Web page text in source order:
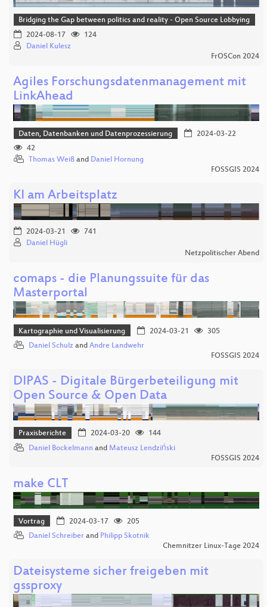
Bridging the Gap between politics and reality - Open Source Lobbying
2024-08-17
124
Daniel Kulesz
FrOSCon 2024
Agiles Forschungsdatenmanagement mit
LinkAhead
Daten, Datenbanken und Datenprozessierung
2024-03-22
42
Thomas Weiß and Daniel Hornung
FOSSGIS 2024
KI am Arbeitsplatz
2024-03-21
741
Daniel Hügli
Netzpolitischer Abend
comaps - die Planungssuite für das
Masterportal
Kartographie und Visualisierung 2024-03-21
305
Daniel Schulz and Andre Landwehr
FOSSGIS 2024
DIPAS - Digitale Bürgerbeteiligung mit
Open Source & Open Data
Praxisberichte 2024-03-20
144
Daniel Bockelmann and Mateusz Lendziński
FOSSGIS 2024
make CLT
Vortrag 2024-03-17
205
Daniel Schreiber and Philipp Skotnik
Chemnitzer Linux-Tage 2024
Dateisysteme sicher freigeben mit
gssproxy